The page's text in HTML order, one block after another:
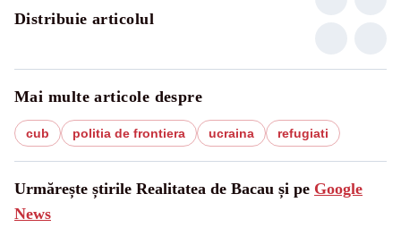
Distribuie articolul
Mai multe articole despre
cub politia de frontiera ucraina refugiati
Urmărește știrile Realitatea de Bacau și pe Google
News